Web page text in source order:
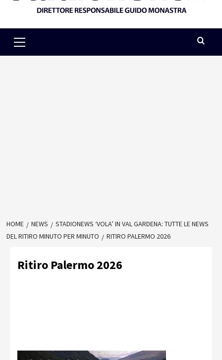
Menu
HOME NEWS
STADIONEWS ‘VOLA’ IN VAL GARDENA: TUTTE LE NEWS
DEL RITIRO MINUTO PER MINUTO
RITIRO PALERMO 2026
Ritiro Palermo 2026